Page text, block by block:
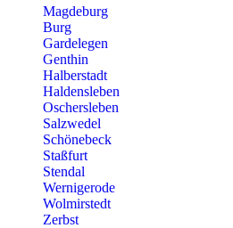
Magdeburg
Burg
Gardelegen
Genthin
Halberstadt
Haldensleben
Oschersleben
Salzwedel
Schönebeck
Staßfurt
Stendal
Wernigerode
Wolmirstedt
Zerbst